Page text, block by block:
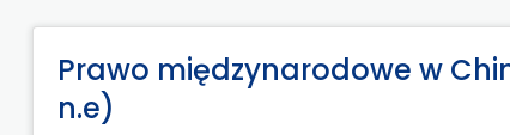
Prawo międzynarodowe w
n.e)